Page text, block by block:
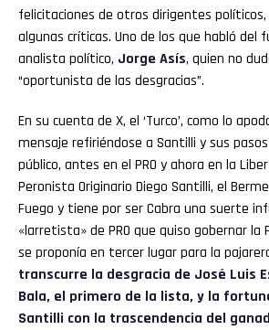
felicitaciones de otros dirigentes
algunas críticas. Uno de los que habló del
analista político, Jorge Asís, quien no
“oportunista de las desgracias”.
En su cuenta de X, el ‘Turco’, como lo
mensaje refiriéndose a Santilli y sus
público, antes en el PRO y ahora en la
Peronista Originario Diego Santilli, el
Fuego y tiene por ser Cabra una suerte
«larretista» de PRO que quiso gobernar la
se proponía en tercer lugar para la
transcurre la desgracia de José Luis
Bala, el primero de la lista, y la
Santilli con la trascendencia del